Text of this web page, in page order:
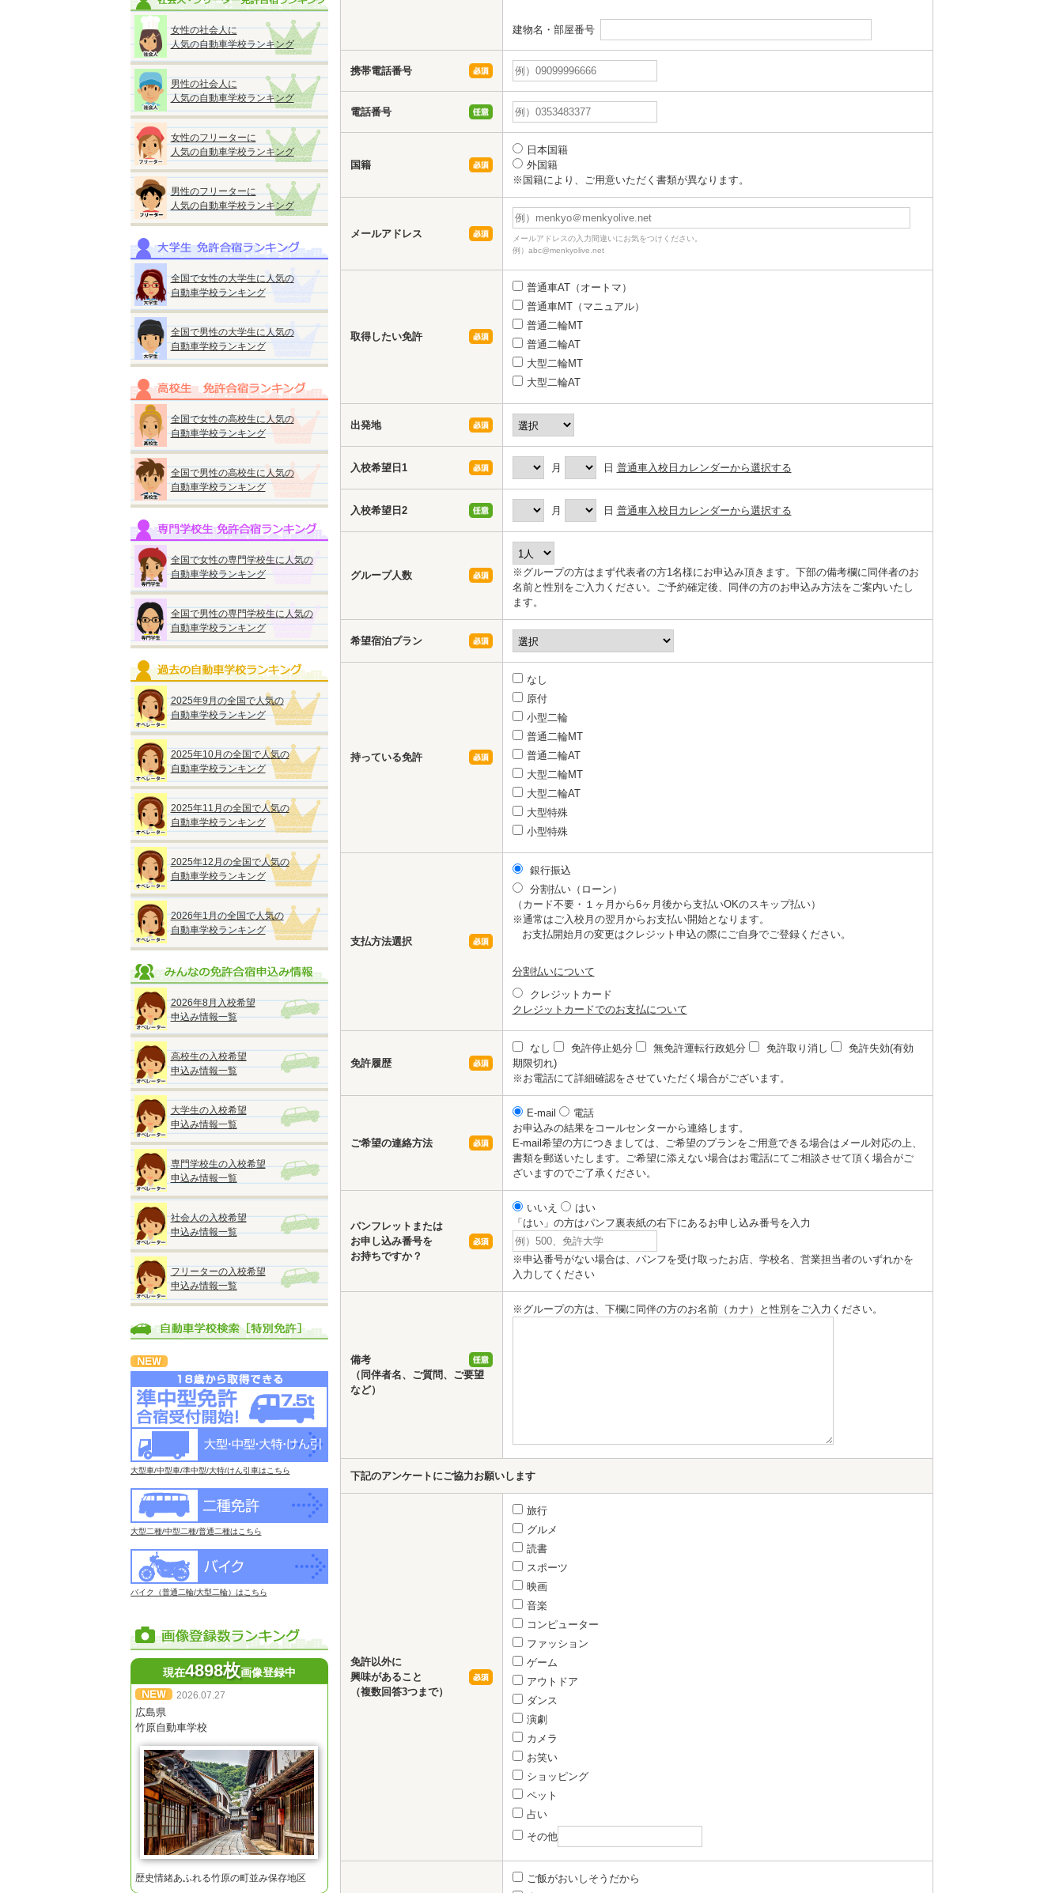
女性の社会人に
人気の自動車学校ランキング
男性の社会人に
人気の自動車学校ランキング
女性のフリーターに
人気の自動車学校ランキング
男性のフリーターに
人気の自動車学校ランキング
全国で女性の大学生に人気の
自動車学校ランキング
全国で男性の大学生に人気の
自動車学校ランキング
全国で女性の高校生に人気の
自動車学校ランキング
全国で男性の高校生に人気の
自動車学校ランキング
全国で女性の専門学校生に人気の
自動車学校ランキング
全国で男性の専門学校生に人気の
自動車学校ランキング
2025年9月の全国で人気の
自動車学校ランキング
2025年10月の全国で人気の
自動車学校ランキング
2025年11月の全国で人気の
自動車学校ランキング
2025年12月の全国で人気の
自動車学校ランキング
2026年1月の全国で人気の
自動車学校ランキング
2026年8月入校希望
申込み情報一覧
高校生の入校希望
申込み情報一覧
大学生の入校希望
申込み情報一覧
専門学校生の入校希望
申込み情報一覧
社会人の入校希望
申込み情報一覧
フリーターの入校希望
申込み情報一覧
大型車/中型車/準中型/大特/けん引車はこちら
大型二種/中型二種/普通二種はこちら
バイク（普通二輪/大型二輪）はこちら
現在4898枚画像登録中
2026.07.27
広島県
竹原自動車学校
歴史情緒あふれる竹原の町並み保存地区
建物名・部屋番号
携帯電話番号
電話番号
国籍
日本国籍
外国籍
※国籍により、ご用意いただく書類が異なります。
メールアドレス
メールアドレスの入力間違いにお気をつけください。
例）abc@menkyolive.net
取得したい免許
普通車AT（オートマ）
普通車MT（マニュアル）
普通二輪MT
普通二輪AT
大型二輪MT
大型二輪AT
出発地
入校希望日1 月 日 普通車入校日カレンダーから選択する
入校希望日2 月 日 普通車入校日カレンダーから選択する
グループ人数
※グループの方はまず代表者の方1名様にお申込み頂きます。下部の備考欄に同伴者のお
名前と性別をご入力ください。ご予約確定後、同伴の方のお申込み方法をご案内いたし
ます。
希望宿泊プラン
持っている免許
なし
原付
小型二輪
普通二輪MT
普通二輪AT
大型二輪MT
大型二輪AT
大型特殊
小型特殊
支払方法選択
銀行振込
分割払い（ローン）
（カード不要・１ヶ月から6ヶ月後から支払いOKのスキップ払い）
※通常はご入校月の翌月からお支払い開始となります。
お支払開始月の変更はクレジット申込の際にご自身でご登録ください。
分割払いについて
クレジットカード
クレジットカードでのお支払について
免許履歴
なし 免許停止処分 無免許運転行政処分 免許取り消し
免許失効(有効
期限切れ)
※お電話にて詳細確認をさせていただく場合がございます。
ご希望の連絡方法
E-mail
電話
お申込みの結果をコールセンターから連絡します。
E-mail希望の方につきましては、ご希望のプランをご用意できる場合はメール対応の上、
書類を郵送いたします。ご希望に添えない場合はお電話にてご相談させて頂く場合がご
ざいますのでご了承ください。
パンフレットまたは
お申し込み番号を
お持ちですか？
いいえ
はい
「はい」の方はパンフ裏表紙の右下にあるお申し込み番号を入力
※申込番号がない場合は、パンフを受け取ったお店、学校名、営業担当者のいずれかを
入力してください
備考
（同伴者名、ご質問、ご要望
など）
※グループの方は、下欄に同伴の方のお名前（カナ）と性別をご入力ください。
下記のアンケートにご協力お願いします
免許以外に
興味があること
（複数回答3つまで）
旅行
グルメ
読書
スポーツ
映画
音楽
コンピューター
ファッション
ゲーム
アウトドア
ダンス
演劇
カメラ
お笑い
ショッピング
ペット
占い
その他
ご飯がおいしそうだから